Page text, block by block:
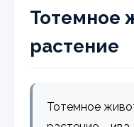
Тотемное
растение
Тотемное